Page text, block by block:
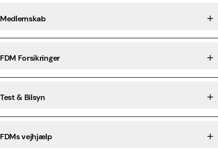
Medlemskab
FDM Forsikringer
Test & Bilsyn
FDMs vejhjælp